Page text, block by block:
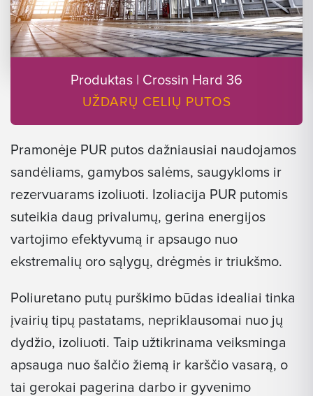
Produktas | Crossin Hard 36
UŽDARŲ CELIŲ PUTOS
Pramonėje PUR putos dažniausiai naudojamos
sandėliams, gamybos salėms, saugykloms ir
rezervuarams izoliuoti. Izoliacija PUR putomis
suteikia daug privalumų, gerina energijos
vartojimo efektyvumą ir apsaugo nuo
ekstremalių oro sąlygų, drėgmės ir triukšmo.
Poliuretano putų purškimo būdas idealiai tinka
įvairių tipų pastatams, nepriklausomai nuo jų
dydžio, izoliuoti. Taip užtikrinama veiksminga
apsauga nuo šalčio žiemą ir karščio vasarą, o
tai gerokai pagerina darbo ir gyvenimo